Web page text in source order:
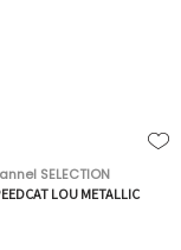
SELECTION
LOU METALLIC